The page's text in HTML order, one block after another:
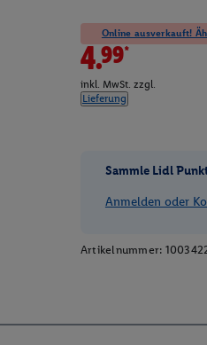
Online ausverkauft!
4.99*
inkl. MwSt. zzgl.
Lieferung
Sammle Lidl
Anmelden oder
Artikelnummer: